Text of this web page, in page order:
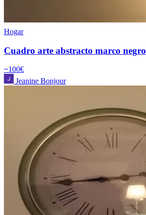
Hogar
Cuadro arte abstracto marco negro
~100€
Jeanine Bonjour